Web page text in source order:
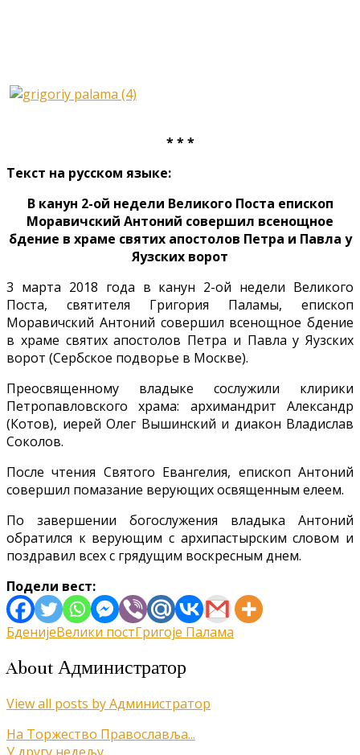
* * *
Текст на русском языке:
В канун 2-ой недели Великого Поста епископ
Моравичский Антоний совершил всенощное
бдение в храме святих апостолов Петра и Павла у
Яузских ворот
3 марта 2018 года в канун 2-ой недели Великого
Поста, святителя Григория Паламы, епископ
Моравичский Антоний совершил всенощное бдение
в храме святих апостолов Петра и Павла у Яузских
ворот (Сербское подворье в Москве).
Преосвященному владыке сослужили клирики
Петропавловского храма: архимандрит Александр
(Котов), иерей Олег Вышинский и диакон Владислав
Соколов.
После чтения Святого Евангелия, епископ Антоний
совершил помазание верующих освященным елеем.
По завершении богослужения владыка Антоний
обратился к верующим с архипастырским словом и
поздравил всех с грядущим воскресным днем.
Подели вест:
БденијеВелики постГригоје Палама
About Администратор
View all posts by Администратор
Кретање
На Торжество Православља...